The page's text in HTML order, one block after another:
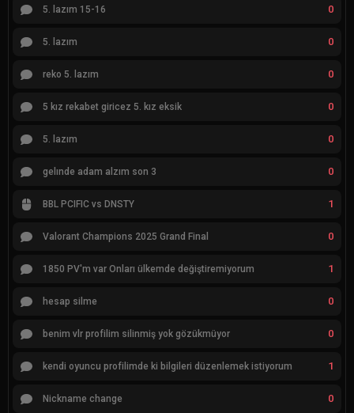
5. lazım 15-16 0
5. lazım 0
reko 5. lazım 0
5 kız rekabet giricez 5. kız eksik 0
5. lazım 0
gelınde adam alzım son 3 0
BBL PCIFIC vs DNSTY 1
Valorant Champions 2025 Grand Final 0
1850 PV'm var Onları ülkemde değiştiremiyorum 1
hesap silme 0
benim vlr profilim silinmiş yok gözükmüyor 0
kendi oyuncu profilimde ki bilgileri düzenlemek istiyorum 1
Nickname change 0